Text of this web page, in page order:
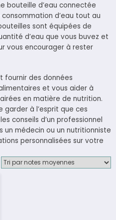
bouteille d’eau connectée
d’eau tout au
sont équipées de
d’eau que vous buvez et
vous encourager à rester
fournir des données
et vous aider à
en matière de nutrition.
à l’esprit que ces
conseils d’un professionnel
un médecin ou un nutritionniste
personnalisées sur votre